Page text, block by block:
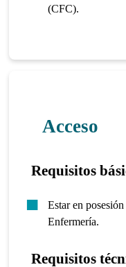
(CFC).
Acceso
Requisitos
Estar en
Enfermería.
Requisitos